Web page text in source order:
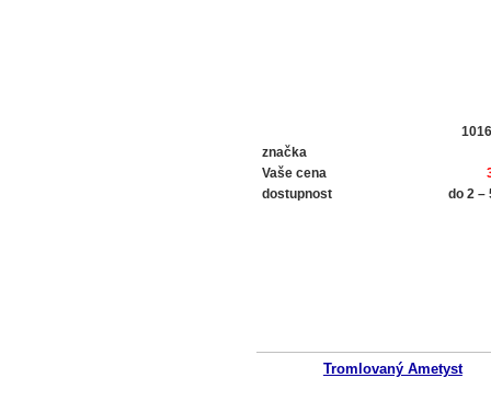
značka
Vaše cena
dostupnost
do 2 –
Tromlovaný Ametyst